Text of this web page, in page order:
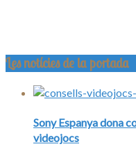
Les notícies de la portada
Sony Espanya dona
videojocs